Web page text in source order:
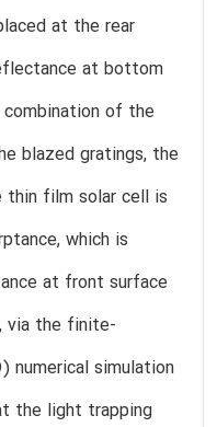
at the rear
at bottom
of the
blazed gratings, the
film solar cell is
which is
at front surface
via the finite-
numerical simulation
the light trapping